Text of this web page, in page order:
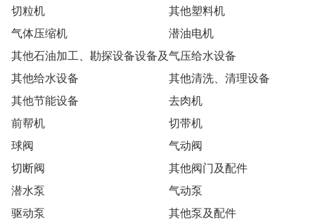
切粒机
其他塑料机
气体压缩机
潜油电机
其他石油加工、勘探设备设备及
配件
气压给水设备
其他给水设备
其他清洗、清理设备
其他节能设备
去肉机
前帮机
切带机
球阀
气动阀
切断阀
其他阀门及配件
潜水泵
气动泵
驱动泵
其他泵及配件